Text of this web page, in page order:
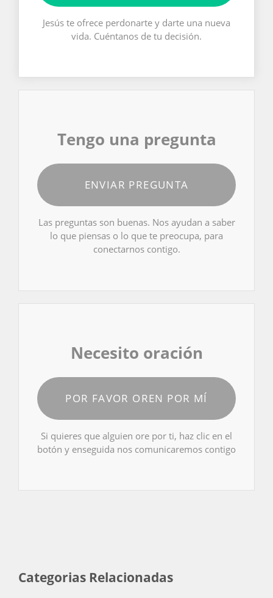
Jesús te ofrece perdonarte y darte una nueva
vida. Cuéntanos de tu decisión.
Tengo una pregunta
ENVIAR PREGUNTA
Las preguntas son buenas. Nos ayudan a saber
lo que piensas o lo que te preocupa, para
conectarnos contigo.
Necesito oración
POR FAVOR OREN POR MÍ
Si quieres que alguien ore por ti, haz clic en el
botón y enseguida nos comunicaremos contigo
Categorias Relacionadas